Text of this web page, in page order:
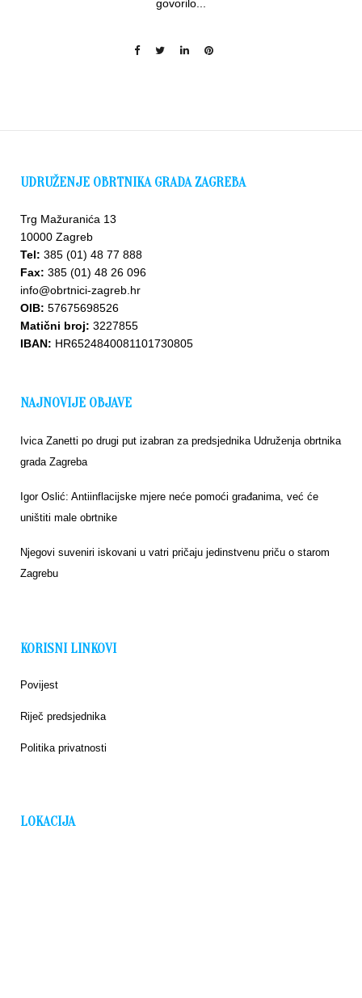
Upišite
govorilo...
UDRUŽENJE OBRTNIKA GRADA ZAGREBA
Trg Mažuranića 13
10000 Zagreb
Tel: 385 (01) 48 77 888
Fax: 385 (01) 48 26 096
info@obrtnici-zagreb.hr
OIB: 57675698526
Matični broj: 3227855
IBAN: HR6524840081101730805
NAJNOVIJE OBJAVE
Ivica Zanetti po drugi put izabran za predsjednika Udruženja obrtnika
grada Zagreba
Igor Oslić: Antiinflacijske mjere neće pomoći građanima, već će
uništiti male obrtnike
Njegovi suveniri iskovani u vatri pričaju jedinstvenu priču o starom
Zagrebu
KORISNI LINKOVI
Povijest
Riječ predsjednika
Politika privatnosti
LOKACIJA